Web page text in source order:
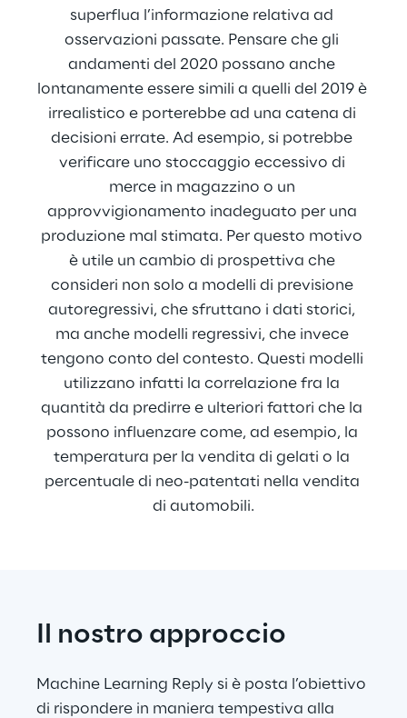
superflua l’informazione relativa ad
osservazioni passate. Pensare che gli
andamenti del 2020 possano anche
lontanamente essere simili a quelli del 2019 è
irrealistico e porterebbe ad una catena di
decisioni errate. Ad esempio, si potrebbe
verificare uno stoccaggio eccessivo di
merce in magazzino o un
approvvigionamento inadeguato per una
produzione mal stimata. Per questo motivo
è utile un cambio di prospettiva che
consideri non solo a modelli di previsione
autoregressivi, che sfruttano i dati storici,
ma anche modelli regressivi, che invece
tengono conto del contesto. Questi modelli
utilizzano infatti la correlazione fra la
quantità da predirre e ulteriori fattori che la
possono influenzare come, ad esempio, la
temperatura per la vendita di gelati o la
percentuale di neo-patentati nella vendita
di automobili.
Il nostro approccio
Machine Learning Reply si è posta l’obiettivo
di rispondere in maniera tempestiva alla